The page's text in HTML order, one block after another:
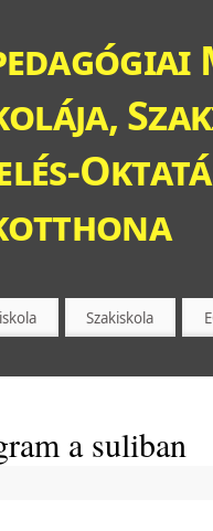
Szakiskola
a suliban